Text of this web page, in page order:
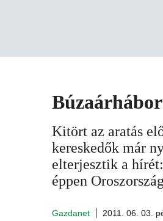
Kitört az aratás
kereskedők már
elterjesztik a
éppen
Gazdanet
2011. 06. 03.